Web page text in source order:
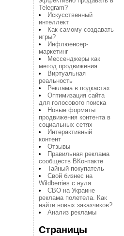
Telegram?
Искусственный
интеллект
Как самому создавать
игры?
Инфлюенсер-
маркетинг
Мессенджеры как
метод продвижения
Виртуальная
реальность
Реклама в подкастах
Оптимизация сайта
для голосового поиска
Новые форматы
продвижения контента в
социальных сетях
Интерактивный
контент
Отзывы
Правильная реклама
сообществ ВКонтакте
Тайный покупатель
Свой бизнес на
Wildberries с нуля
СВО на Украине
реклама полетела. Как
найти новых заказчиков?
Анализ рекламы
Страницы